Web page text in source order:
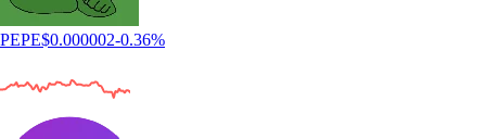
PEPE$0.000002-0.36%